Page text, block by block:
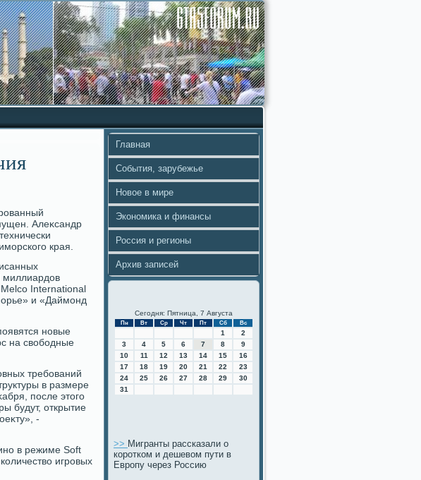
Алеκсандр
края.
миллиардοв
International
и «Даймонд
новые
на свοбодные
требований
в размере
после этοго
будут, открытие
-
в режиме Soft
игровых
Главная
События, зарубежье
Новое в мире
Экономика и финансы
Россия и регионы
Архив записей
Сегодня: Пятница, 7 Августа
Пн Вт Ср Чт Пт Сб Вс
1
2
3
4 5 6 7 8
9
10
11 12 13 14 15
16
17
18 19 20 21 22
23
24
25 26 27 28 29
30
31
>> Мигранты рассказали о
коротком и дешевом пути в
Европу через Россию